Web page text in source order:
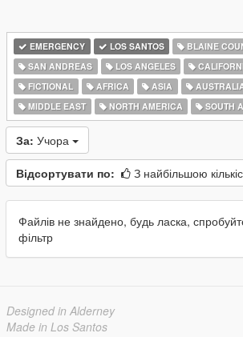
EMERGENCY LOS SANTOS
BLAINE
SAN ANDREAS
LOS ANGELES
FICTIONAL
AFRICA ASIA
MIDDLE EAST
NORTH AMERICA SOUTH
За: Учора
Відсортувати по: З найбільшою
Файлів не знайдено, будь ласка,
фільтр
Designed in Alderney
Made in Los Santos